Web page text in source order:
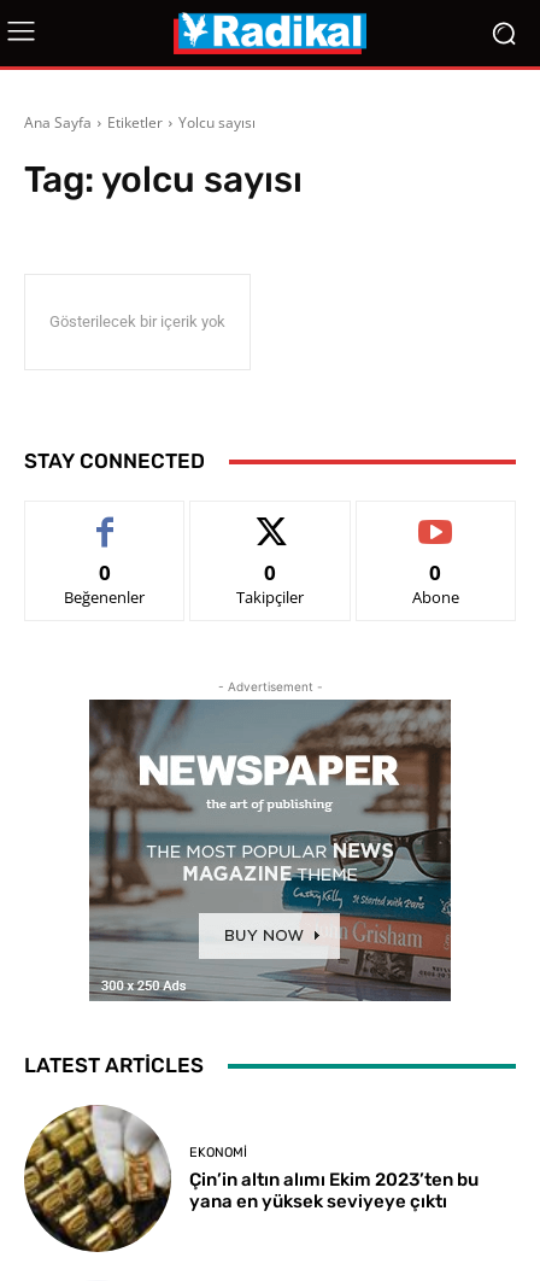
Ana Sayfa Etiketler Yolcu sayısı
Tag: yolcu sayısı
Gösterilecek bir içerik yok
STAY CONNECTED
0
Beğenenler
0
Takipçiler
0
Abone
- Advertisement -
LATEST ARTICLES
EKONOMI
Çin’in altın alımı Ekim 2023’ten bu
yana en yüksek seviyeye çıktı